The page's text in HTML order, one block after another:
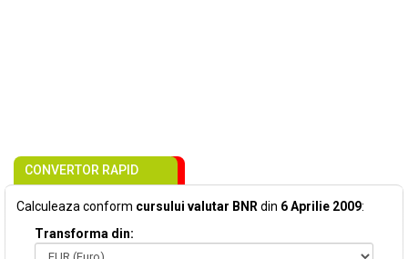
CONVERTOR RAPID
Calculeaza conform cursului valutar BNR din 6 Aprilie 2009:
Transforma din: